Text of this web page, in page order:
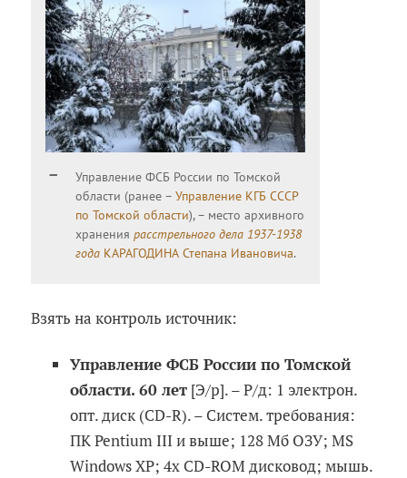
Управление ФСБ России по Томской
области (ранее –Управление КГБ СССР
по Томской области), – место архивного
хранениярасстрельного дела 1937-1938
года КАРАГОДИНА Степана Ивановича.
Взять на контроль источник:
Управление ФСБ России по Томской
области. 60 лет[Э/р]. – Р/д: 1 электрон.
опт. диск (CD-R). – Систем. требования:
ПК Pentium III и выше; 128 Мб ОЗУ; MS
Windows XP; 4х CD-ROM дисковод; мышь.